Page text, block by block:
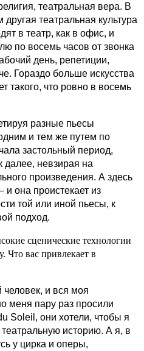
театральная вера. В
театральная культура
в театр, как в офис, и
по восемь часов от звонка
день, репетиции,
Гораздо больше искусства
такого, что ровно в восемь
разные пьесы
и тем же путем по
застольный период,
далее, невзирая на
произведения. А здесь
она проистекает из
той или иной пьесы, к
подход.
сценические технологии
Что вас привлекает в
и вся моя
меня пару раз просили
Soleil, они хотели, чтобы я
историю. А я, в
у цирка и оперы,